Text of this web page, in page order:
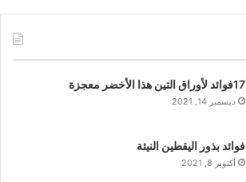
17فوائد لأوراق التين هذا الأخضر معجزة
ديسمبر 14, 2021
فوائد بذور اليقطين النيئة
أكتوبر 8, 2021